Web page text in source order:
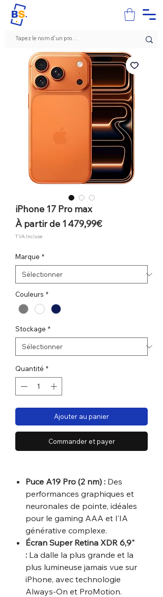
iPhone 17 Pro max
À partir de 1 479,99€Prix
TVA Incluse
Marque *
Couleurs *
Stockage *
Quantité *
Ajouter au panier
Commander et payer
Puce A19 Pro (2 nm) : Des
performances graphiques et
neuronales de pointe, idéales
pour le gaming AAA et l'IA
générative complexe.
Écran Super Retina XDR 6,9"
: La dalle la plus grande et la
plus lumineuse jamais vue sur
iPhone, avec technologie
Always-On et ProMotion.